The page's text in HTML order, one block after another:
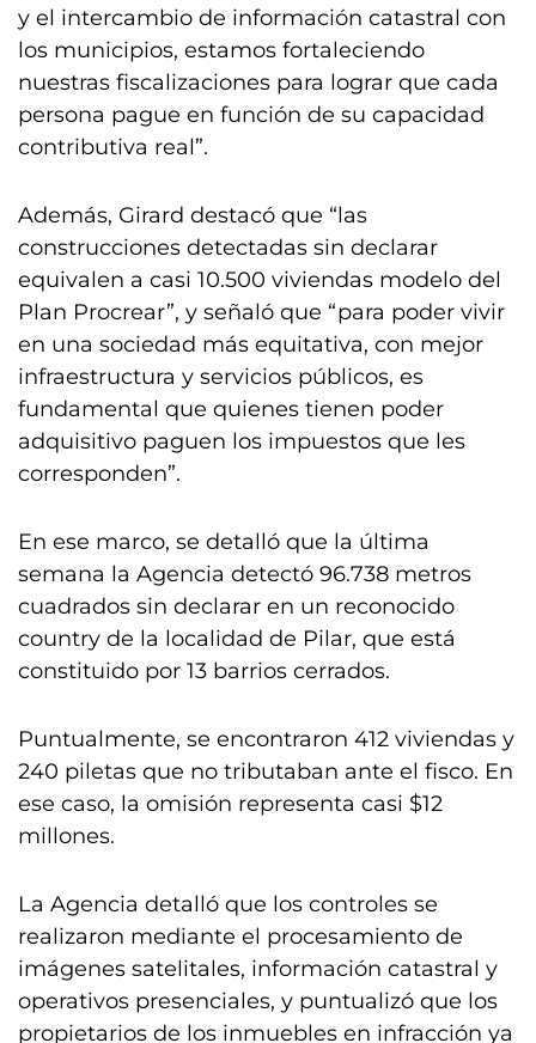
y el intercambio de información catastral con
los municipios, estamos fortaleciendo
nuestras fiscalizaciones para lograr que cada
persona pague en función de su capacidad
contributiva real”.
Además, Girard destacó que “las
construcciones detectadas sin declarar
equivalen a casi 10.500 viviendas modelo del
Plan Procrear”, y señaló que “para poder vivir
en una sociedad más equitativa, con mejor
infraestructura y servicios públicos, es
fundamental que quienes tienen poder
adquisitivo paguen los impuestos que les
corresponden”.
En ese marco, se detalló que la última
semana la Agencia detectó 96.738 metros
cuadrados sin declarar en un reconocido
country de la localidad de Pilar, que está
constituido por 13 barrios cerrados.
Puntualmente, se encontraron 412 viviendas y
240 piletas que no tributaban ante el fisco. En
ese caso, la omisión representa casi $12
millones.
La Agencia detalló que los controles se
realizaron mediante el procesamiento de
imágenes satelitales, información catastral y
operativos presenciales, y puntualizó que los
propietarios de los inmuebles en infracción ya